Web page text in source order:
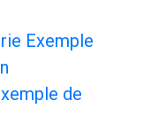
Exemple
de